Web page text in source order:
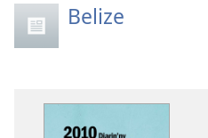
Belize